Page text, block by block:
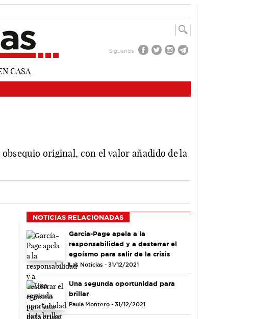
Síguenos
original, con el valor añadido de la
NOTICIAS RELACIONADAS
García-Page apela a la
responsabilidad y a desterrar el
egoísmo para salir de la crisis
Las Noticias - 31/12/2021
Una segunda oportunidad para
brillar
Paula Montero - 31/12/2021